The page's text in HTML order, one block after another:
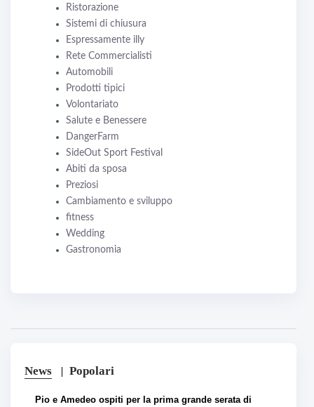
Ristorazione
Sistemi di chiusura
Espressamente illy
Rete Commercialisti
Automobili
Prodotti tipici
Volontariato
Salute e Benessere
DangerFarm
SideOut Sport Festival
Abiti da sposa
Preziosi
Cambiamento e sviluppo
fitness
Wedding
Gastronomia
News Popolari
Pio e Amedeo ospiti per la prima grande serata di